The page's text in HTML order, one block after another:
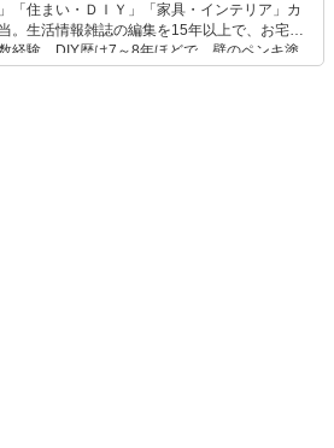
」「住まい・ＤＩＹ」「家具・インテリア」カ
。生活情報雑誌の編集を15年以上で、お宅訪
経験。DIY歴は7～8年ほどで、壁のペンキ塗
ンジなどもチャレンジ済み。初心者でもモノ